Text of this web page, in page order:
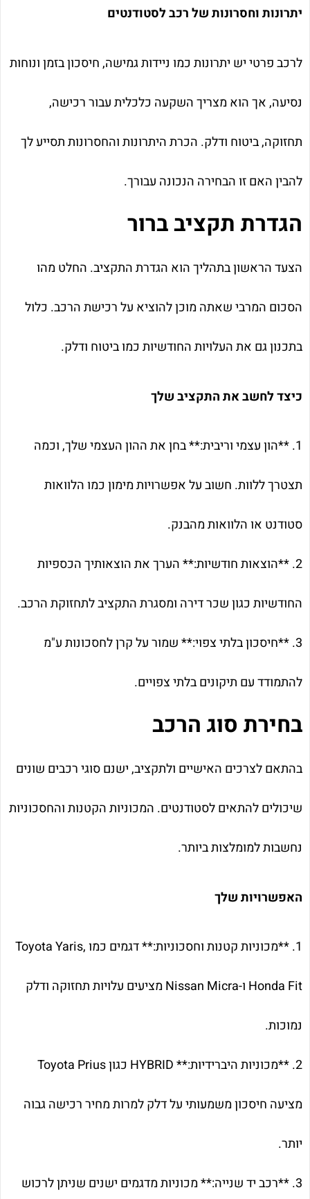
יתרונות וחסרונות של רכב לסטודנטים
לרכב פרטי יש יתרונות כמו ניידות גמישה, חיסכון בזמן ונוחות
נסיעה, אך הוא מצריך השקעה כלכלית עבור רכישה,
תחזוקה, ביטוח ודלק. הכרת היתרונות והחסרונות תסייע לך
להבין האם זו הבחירה הנכונה עבורך.
הגדרת תקציב ברור
הצעד הראשון בתהליך הוא הגדרת התקציב. החלט מהו
הסכום המרבי שאתה מוכן להוציא על רכישת הרכב. כלול
בתכנון גם את העלויות החודשיות כמו ביטוח ודלק.
כיצד לחשב את התקציב שלך
1. **הון עצמי וריבית:** בחן את ההון העצמי שלך, וכמה
תצטרך ללוות. חשוב על אפשרויות מימון כמו הלוואות
סטודנט או הלוואות מהבנק.
2. **הוצאות חודשיות:** הערך את הוצאותיך הכספיות
החודשיות כגון שכר דירה ומסגרת התקציב לתחזוקת הרכב.
3. **חיסכון בלתי צפוי:** שמור על קרן לחסכונות ע"מ
להתמודד עם תיקונים בלתי צפויים.
בחירת סוג הרכב
בהתאם לצרכים האישיים ולתקציב, ישנם סוגי רכבים שונים
שיכולים להתאים לסטודנטים. המכוניות הקטנות והחסכוניות
נחשבות למומלצות ביותר.
האפשרויות שלך
1. **מכוניות קטנות וחסכוניות:** דגמים כמו Toyota Yaris,
Honda Fit ו-Nissan Micra מציעים עלויות תחזוקה ודלק
נמוכות.
2. **מכוניות היברידיות:** HYBRID כגון Toyota Prius
מציעה חיסכון משמעותי על דלק למרות מחיר רכישה גבוה
יותר.
3. **רכב יד שנייה:** מכוניות מדגמים ישנים שניתן לרכוש